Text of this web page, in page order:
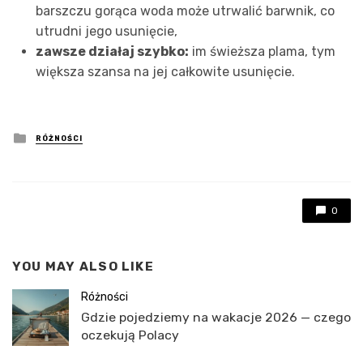
barszczu gorąca woda może utrwalić barwnik, co
utrudni jego usunięcie,
zawsze działaj szybko: im świeższa plama, tym
większa szansa na jej całkowite usunięcie.
Posted
in
RÓŻNOŚCI
0
YOU MAY ALSO LIKE
Różności
Gdzie pojedziemy na wakacje 2026 — czego
oczekują Polacy